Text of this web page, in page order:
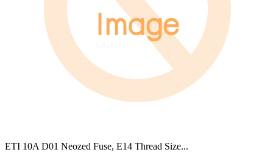
ETI 10A D01 Neozed Fuse, E14 Thread Size...